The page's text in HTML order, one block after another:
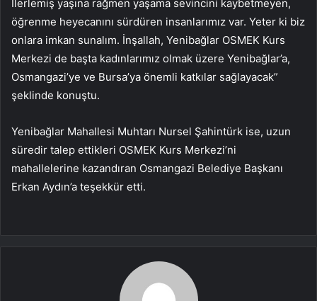
İlerlemiş yaşına rağmen yaşama sevincini kaybetmeyen,
öğrenme heyecanını sürdüren insanlarımız var. Yeter ki biz
onlara imkan sunalım. İnşallah, Yenibağlar OSMEK Kurs
Merkezi de başta kadınlarımız olmak üzere Yenibağlar’a,
Osmangazi’ye ve Bursa’ya önemli katkılar sağlayacak”
şeklinde konuştu.
Yenibağlar Mahallesi Muhtarı Nursel Şahintürk ise, uzun
süredir talep ettikleri OSMEK Kurs Merkezi’ni
mahallelerine kazandıran Osmangazi Belediye Başkanı
Erkan Aydın’a teşekkür etti.